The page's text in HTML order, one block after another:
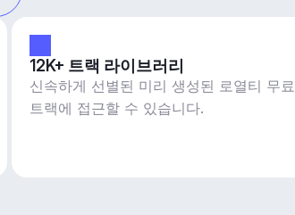
12K+ 트랙 라이브러리
신속하게 선별된 미리 생성된 로열티 무료
트랙에 접근할 수 있습니다.